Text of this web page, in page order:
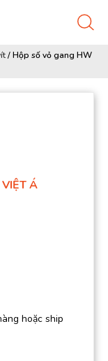
/Hộp số vỏ gang HW
Á
hoặc ship